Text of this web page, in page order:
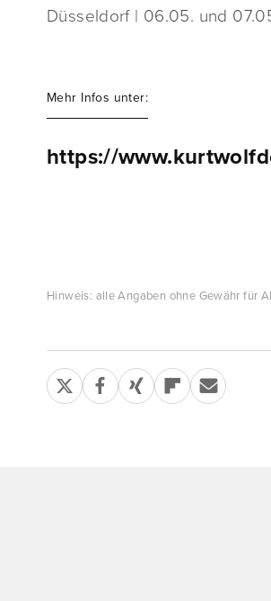
Düsseldorf | 06.05. und
Mehr Infos unter:
https://
Hinweis: alle Angaben ohne Gewähr für